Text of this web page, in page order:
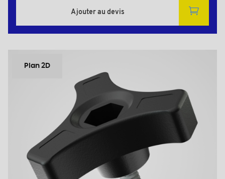
Ajouter au devis
Plan 2D